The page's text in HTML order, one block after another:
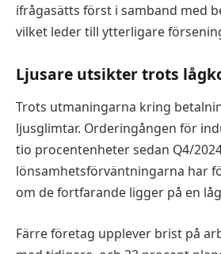
ifrågasätts först i samband med
vilket leder till ytterligare
Ljusare utsikter trots
Trots utmaningarna kring
ljusglimtar. Orderingången för
tio procentenheter sedan Q4/
lönsamhetsförväntningarna har
om de fortfarande ligger på en
Färre företag upplever brist på